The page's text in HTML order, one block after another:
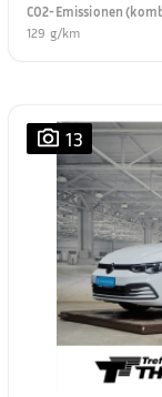
CO2-Emissionen
129 g/km
13